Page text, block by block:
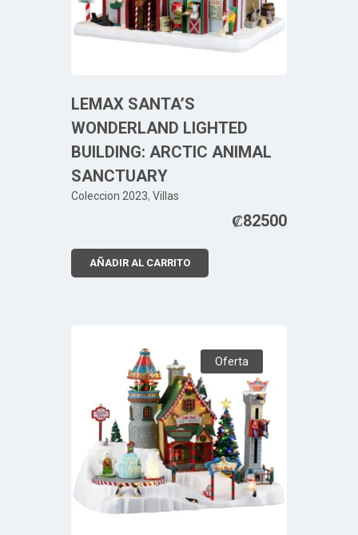
LEMAX SANTA’S
WONDERLAND LIGHTED
BUILDING: ARCTIC ANIMAL
SANCTUARY
Coleccion 2023, Villas
₡82500
AÑADIR AL CARRITO
Oferta